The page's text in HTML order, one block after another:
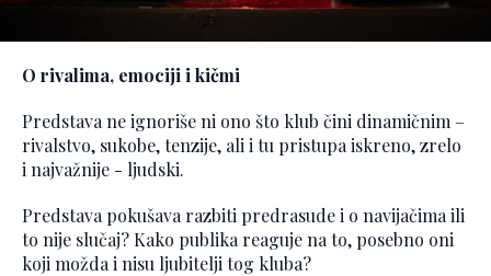
O rivalima, emociji i kičmi
Predstava ne ignoriše ni ono što klub čini dinamičnim –
rivalstvo, sukobe, tenzije, ali i tu pristupa iskreno, zrelo
i najvažnije - ljudski.
Predstava pokušava razbiti predrasude i o navijačima ili
to nije slučaj? Kako publika reaguje na to, posebno oni
koji možda i nisu ljubitelji tog kluba?